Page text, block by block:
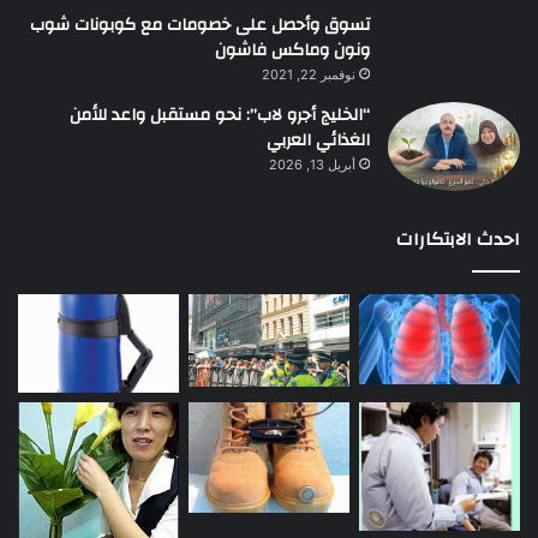
تسوق وأحصل على خصومات مع كوبونات شوب
ونون وماكس فاشون
نوفمبر 22, 2021
“الخليج أجرو لاب”: نحو مستقبل واعد للأمن
الغذائي العربي
أبريل 13, 2026
احدث الابتكارات